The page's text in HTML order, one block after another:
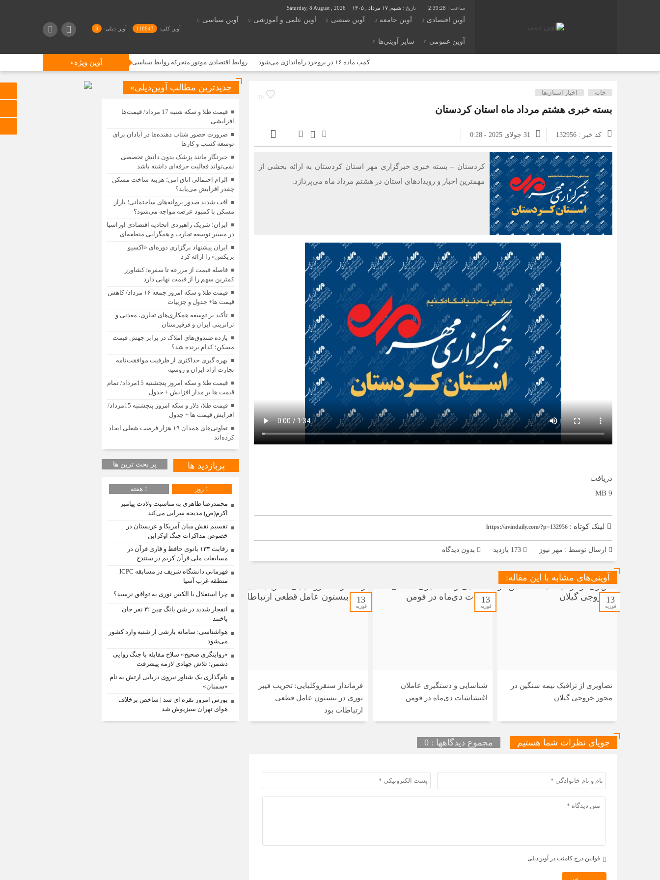
2:39:28 تاریخ : شنبه, ۱۷ مرداد , ۱۴۰۵ Saturday, 8 August , 2026
آوین اقتصادی آوین جامعه آوین صنعتی آوین علمی و آموزشی آوین سیاسی
آوین عمومی سایر آوینی‌ها
آوین کلی: 118843 آوین دیلی: 3
آوین ویژه» کمپ ماده ۱۶ در بروجرد راه‌اندازی می‌شود روابط اقتصادی موتور متحرکه روابط سیاسی و دیپلماتیک است حمله ۱۲ ساعته روسیه به اوکراین؛ لهستان حریم هوایی خود را بست
10
خانه اخبار استان‌ها
بسته خبری هشتم مرداد ماه استان کردستان
کد خبر : 132956 31 جولای 2025 - 0:28
کردستان – بسته خبری خبرگزاری مهر استان کردستان به ارائه بخشی از
مهمترین اخبار و رویدادهای استان در هشتم مرداد ماه می‌پردازد.
دریافت
9 MB
لینک کوتاه : https://avindaily.com/?p=132956
ارسال توسط : مهر نیوز بدون دیدگاه
آوینی‌های مشابه با این مقاله:
13
فوریه
تصاویری از ترافیک نیمه سنگین در
محور خروجی گیلان
13
فوریه
شناسایی و دستگیری عاملان
اغتشاشات دی‌ماه در فومن
13
فوریه
فرماندار سنقروکلیایی: تخریب فیبر
نوری در بیستون عامل قطعی
ارتباطات بود
جویای نظرات شما هستیم مجموع دیدگاهها : 0
قوانین درج کامنت در آوین‌دیلی
جدیدترین مطالب آوین‌دیلی»
قیمت طلا و سکه شنبه 17 مرداد/ قیمت‌ها
افزایشی
ضرورت حضور شتاب ‌دهنده‌ها در آبادان برای
توسعه کسب‌ و کارها
خبرنگار مانند پزشک بدون دانش تخصصی
نمی‌تواند فعالیت حرفه‌ای داشته باشد
الزام احتمالی اتاق امن؛ هزینه ساخت مسکن
چقدر افزایش می‌یابد؟
افت شدید صدور پروانه‌های ساختمانی؛ بازار
مسکن با کمبود عرضه مواجه می‌شود؟
ایران؛ شریک راهبردی اتحادیه اقتصادی اوراسیا
در مسیر توسعه تجارت و همگرایی منطقه‌ای
ایران پیشنهاد برگزاری دوره‌ای «اکسپو
بریکس» را ارائه کرد
فاصله قیمت از مزرعه تا سفره؛ کشاورز
کمترین سهم را از قیمت نهایی دارد
قیمت طلا و سکه امروز جمعه ۱۶ مرداد/ کاهش
قیمت ها+ جدول و جزییات
تأکید بر توسعه همکاری‌های تجاری، معدنی و
ترانزیتی ایران و قرقیزستان
بازده صندوق‌های املاک در برابر جهش قیمت
مسکن؛ کدام برنده شد؟
بهره گیری حداکثری از ظرفیت موافقت‌نامه
تجارت آزاد ایران و روسیه
قیمت طلا و سکه امروز پنجشنبه 15مرداد/ تمام
قیمت ها بر مدار افزایش + جدول
قیمت طلا، دلار و سکه امروز پنجشنبه 15مرداد/
افزایش قیمت ها + جدول
تعاونی‌های همدان ۱۹ هزار فرصت شغلی ایجاد
کرده‌اند
پربازدید ها پر بحث ترین ها
1 روز
1 هفته
محمدرضا طاهری به مناسبت ولادت پیامبر
اکرم(ص) مدیحه سرایی می‌کند
تقسیم نقش میان آمریکا و عربستان در
خصوص مذاکرات جنگ اوکراین
رقابت ۱۳۳ بانوی حافظ و قاری قرآن در
مسابقات ملی قرآن کریم در سنندج
قهرمانی دانشگاه شریف در مسابقه ICPC
منطقه غرب آسیا
چرا استقلال با الکس نوری به توافق نرسید؟
انفجار شدید در شن یانگ چین ؛۳ نفر جان
باختند
هواشناسی: سامانه بارشی از شنبه وارد کشور
می‌شود
«روایتگری صحیح» سلاح مقابله با جنگ روایی
دشمن؛ تلاش جهادی لازمه پیشرفت
نام‌گذاری یک شناور نیروی دریایی ارتش به نام
«سمنان»
بورس امروز نقره ای شد | شاخص برخلاف
هوای تهران سبزپوش شد